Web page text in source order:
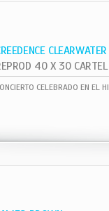
CELEBRADO EN EL